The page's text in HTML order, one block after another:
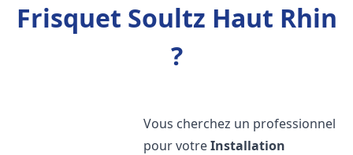
Frisquet Soultz Haut Rhin
?
Vous cherchez un professionnel
pour votreInstallation